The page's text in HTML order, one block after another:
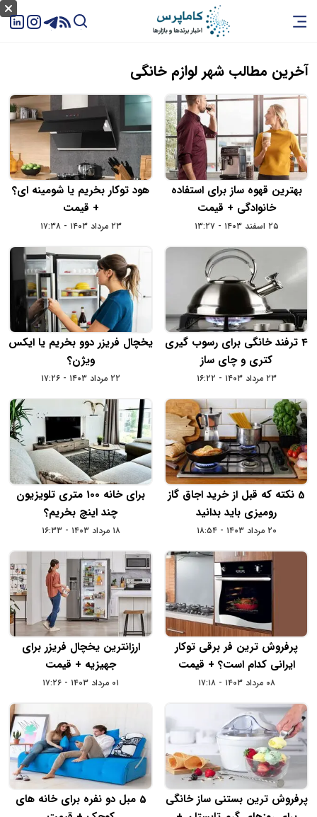
آخرین مطالب شهر لوازم‌ خانگی
بهترین قهوه ساز برای استفاده
خانوادگی + قیمت
۲۵ اسفند ۱۴۰۳ - ۱۳:۲۷
هود توکار بخریم یا شومینه‌ ای؟
+ قیمت
۲۳ مرداد ۱۴۰۳ - ۱۷:۳۸
4 ترفند خانگی برای رسوب گیری
کتری و چای ساز
۲۳ مرداد ۱۴۰۳ - ۱۶:۲۲
یخچال فریزر دوو بخریم یا ایکس
ویژن؟
۲۲ مرداد ۱۴۰۳ - ۱۷:۲۶
5 نکته که قبل از خرید اجاق‌ گاز
رومیزی باید بدانید
۲۰ مرداد ۱۴۰۳ - ۱۸:۵۴
برای خانه 100 متری تلویزیون
چند اینچ بخریم؟
۱۸ مرداد ۱۴۰۳ - ۱۶:۳۳
پرفروش‌‌ ترین فر برقی توکار
ایرانی کدام است؟ + قیمت
۰۸ مرداد ۱۴۰۳ - ۱۷:۱۸
ارزانترین یخچال فریزر برای
جهیزیه + قیمت
۰۱ مرداد ۱۴۰۳ - ۱۷:۲۶
پرفروش ترین بستنی ساز خانگی
5 مبل دو نفره برای خانه های